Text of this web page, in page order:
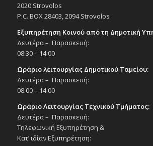
2020 Strovolos
P.C. BOX 28403, 2094 Strovolos
Εξυπηρέτηση Κοινού από τη Δημοτική
Δευτέρα – Παρασκευή:
08:30 – 14:00
Ωράριο λειτουργίας Δημοτικού Ταμείου:
Δευτέρα – Παρασκευή:
08:00 – 14:00
Ωράριο Λειτουργίας Τεχνικού Τμήματος:
Δευτέρα – Παρασκευή:
Τηλεφωνική Εξυπηρέτηση &
Κατ’ ιδίαν Εξυπηρέτηση: